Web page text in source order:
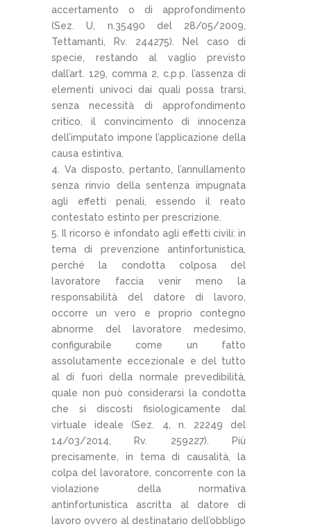
accertamento o di approfondimento
(Sez. U, n.35490 del 28/05/2009,
Tettamanti, Rv. 244275). Nel caso di
specie, restando al vaglio previsto
dall’art. 129, comma 2, c.p.p. l’assenza di
elementi univoci dai quali possa trarsi,
senza necessità di approfondimento
critico, il convincimento di innocenza
dell’imputato impone l’applicazione della
causa estintiva.
Va disposto, pertanto, l’annullamento
senza rinvio della sentenza impugnata
agli effetti penali, essendo il reato
contestato estinto per prescrizione.
Il ricorso è infondato agli effetti civili: in
tema di prevenzione antinfortunistica,
perché la condotta colposa del
lavoratore faccia venir meno la
responsabilità del datore di lavoro,
occorre un vero e proprio contegno
abnorme del lavoratore medesimo,
configurabile come un fatto
assolutamente eccezionale e del tutto
al di fuori della normale prevedibilità,
quale non può considerarsi la condotta
che si discosti fisiologicamente dal
virtuale ideale (Sez. 4, n. 22249 del
14/03/2014, Rv. 259227). Più
precisamente, in tema di causalità, la
colpa del lavoratore, concorrente con la
violazione della normativa
antinfortunistica ascritta al datore di
lavoro ovvero al destinatario dell’obbligo